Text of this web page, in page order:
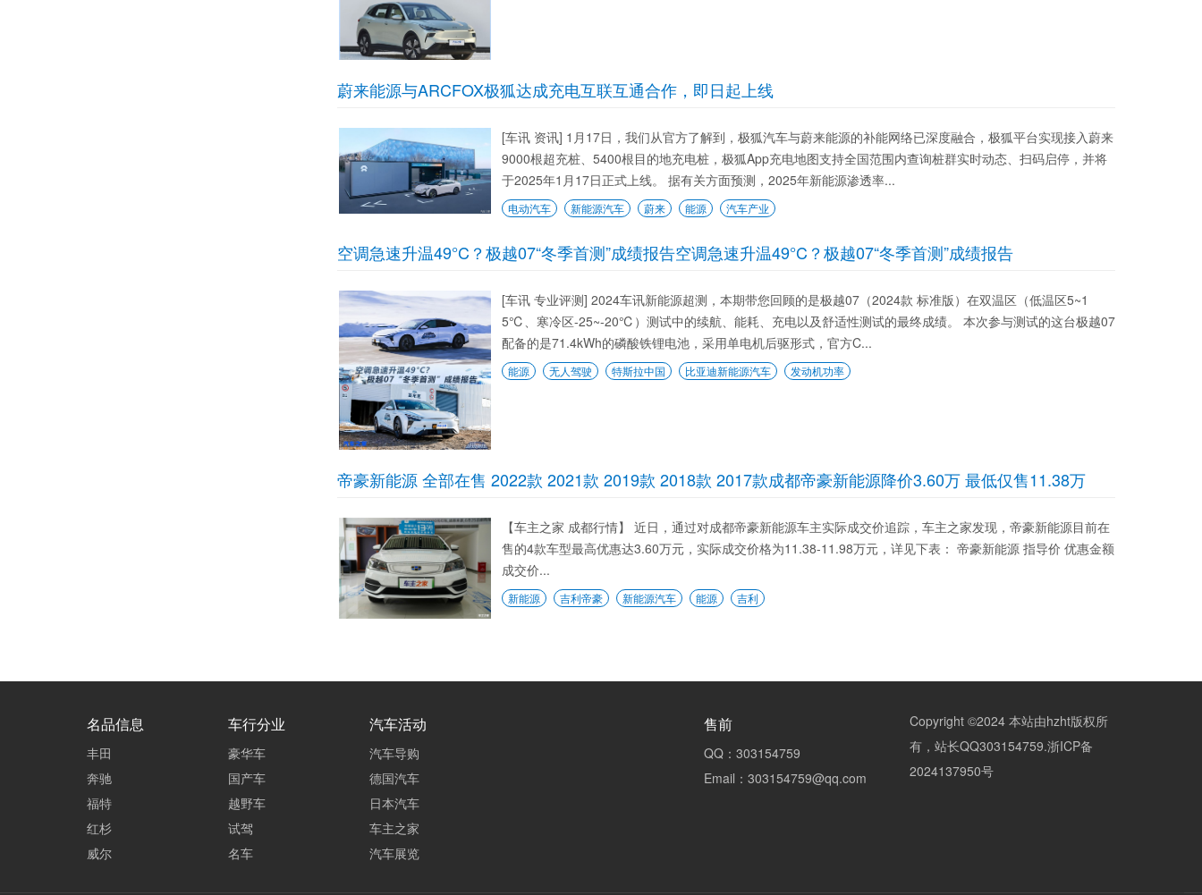
蔚来能源与ARCFOX极狐达成充电互联互通合作，即日起上线
[车讯 资讯] 1月17日，我们从官方了解到，极狐汽车与蔚来能源的补能网络已深度融合，极狐平台实现接入蔚来
9000根超充桩、5400根目的地充电桩，极狐App充电地图支持全国范围内查询桩群实时动态、扫码启停，并将
于2025年1月17日正式上线。 据有关方面预测，2025年新能源渗透率...
电动汽车 新能源汽车 蔚来 能源 汽车产业
空调急速升温49°C？极越07“冬季首测”成绩报告空调急速升温49°C？极越07“冬季首测”成绩报告
[车讯 专业评测] 2024车讯新能源超测，本期带您回顾的是极越07（2024款 标准版）在双温区（低温区5~1
5℃、寒冷区-25~-20℃）测试中的续航、能耗、充电以及舒适性测试的最终成绩。 本次参与测试的这台极越07
配备的是71.4kWh的磷酸铁锂电池，采用单电机后驱形式，官方C...
能源 无人驾驶 特斯拉中国 比亚迪新能源汽车 发动机功率
帝豪新能源 全部在售 2022款 2021款 2019款 2018款 2017款成都帝豪新能源降价3.60万 最低仅售11.38万
【车主之家 成都行情】 近日，通过对成都帝豪新能源车主实际成交价追踪，车主之家发现，帝豪新能源目前在
售的4款车型最高优惠达3.60万元，实际成交价格为11.38-11.98万元，详见下表： 帝豪新能源 指导价 优惠金额
成交价...
新能源 吉利帝豪 新能源汽车 能源 吉利
名品信息
丰田
奔驰
福特
红杉
威尔
车行分业
豪华车
国产车
越野车
试驾
名车
汽车活动
汽车导购
德国汽车
日本汽车
车主之家
汽车展览
售前
QQ：303154759
Email：303154759@qq.com
Copyright ©2024 本站由hzht版权所
有，站长QQ303154759.浙ICP备
2024137950号